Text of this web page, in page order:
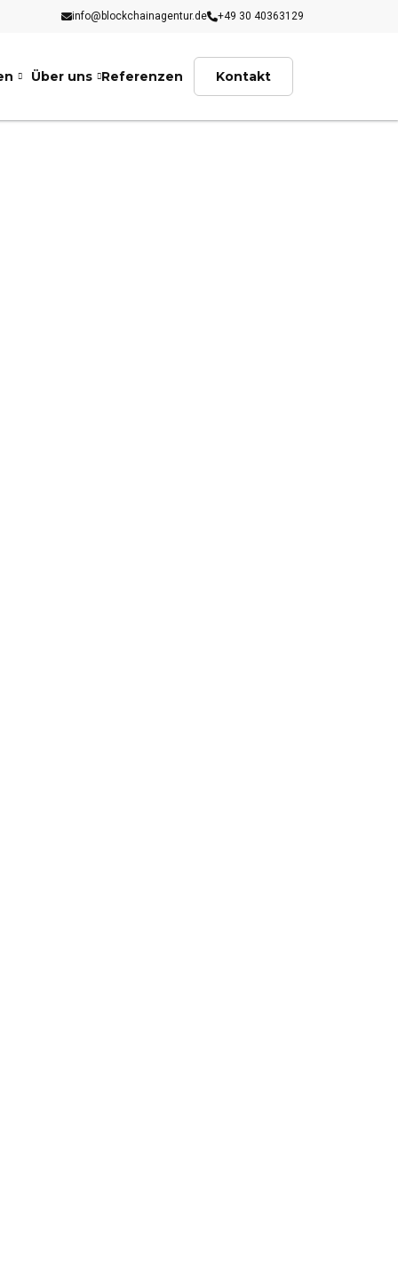
info@blockchainagentur.de +49 30 40363129
Über uns Referenzen Kontakt